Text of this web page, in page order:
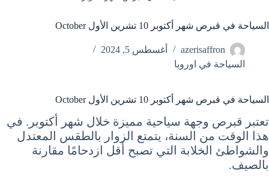
السياحة في قبرص شهر أكتوبر 10 تشرين الأول October
azerisaffron
أغسطس 5, 2024
السياحة في اوروبا
السياحة في قبرص شهر أكتوبر 10 تشرين الأول October
تعتبر قبرص وجهة سياحية مميزة خلال شهر أكتوبر. في
هذا الوقت من السنة، يتمتع الزوار بالطقس المعتدل
والشواطئ الخلابة التي تصبح أقل ازدحامًا مقارنة
بالصيف.